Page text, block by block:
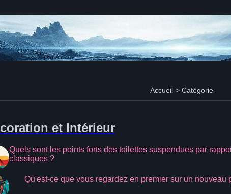
Accueil > Catégorie
et Intérieur
Quels sont les points forts des toilettes suspendues par
classiques ?
Qu'est-ce que vous regardez en premier sur un nouveau